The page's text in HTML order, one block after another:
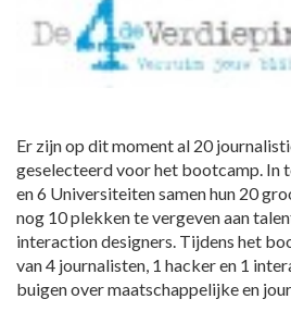
Er zijn op dit moment al 20
geselecteerd voor het bootcamp. In
en 6 Universiteiten samen hun 20
nog 10 plekken te vergeven aan
interaction designers. Tijdens het
van 4 journalisten, 1 hacker en 1
buigen over maatschappelijke en